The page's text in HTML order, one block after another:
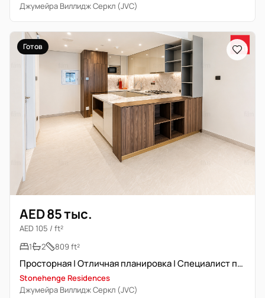
Джумейра Виллидж Серкл (JVC)
Готов
AED 85 тыс.
AED 105 / ft²
1
2 809 ft²
Просторная | Отличная планировка | Специалист по недвижимости
Stonehenge Residences
Джумейра Виллидж Серкл (JVC)